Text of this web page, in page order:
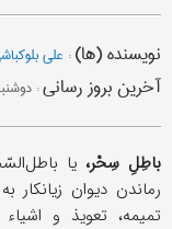
نویسنده (ها): علی
آخرین بروز رسانی: دوشنبه 24 دی
باطِلِ سِحْر، یا
رماندن دیوان
تمیمه، تعویذ و